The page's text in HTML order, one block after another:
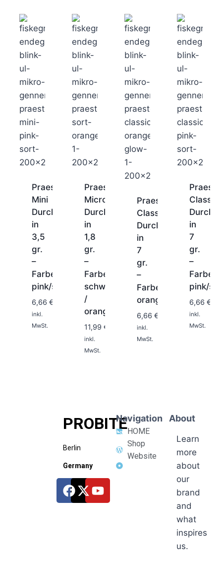
Praesten
Mini
Durchlaufblinker
in
3,5
gr.
–
Farbe:
pink/schwarz
6,66 €
inkl.
MwSt.
1-
2
Tage
Praesten
Micro
Durchlaufblinker
in
1,8
gr.
–
Farbe:
schwarz
/
orange
11,99 €
inkl.
MwSt.
1-
2
Tage
Praesten
Classic
Durchlaufblinker
in
7
gr.
–
Farbe:
orange/
6,66 €
inkl.
MwSt.
1-
2
Tage
Classic
in
7
gr.
–
Farbe:
pink/
6,66 €
inkl.
MwSt.
1-
2
Tage
PROBITE
Berlin
Germany
Navigation
HOME
Shop
Website
About
Learn
more
about
our
brand
and
what
inspires
us.